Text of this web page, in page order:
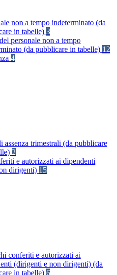
non a tempo indeterminato (da
in tabelle) 3
personale non a tempo
(da pubblicare in tabelle) 12
4
assenza trimestrali (da pubblicare
2
e autorizzati ai dipendenti
dirigenti) 15
conferiti e autorizzati ai
(dirigenti e non dirigenti) (da
in tabelle) 6